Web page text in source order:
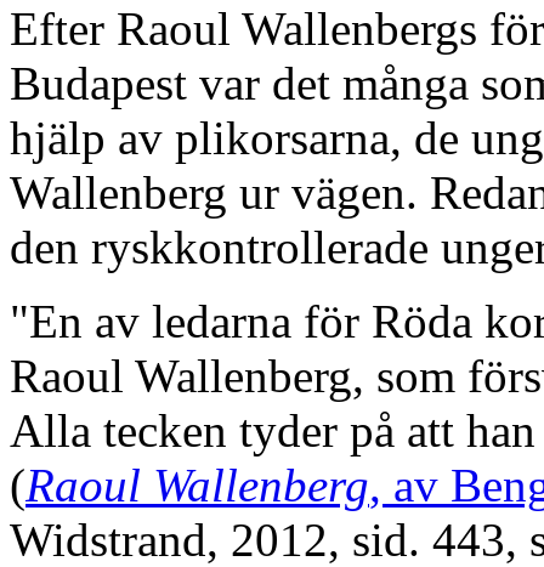
Efter Raoul Wallenbergs
Budapest var det många
hjälp av plikorsarna, de
Wallenberg ur vägen.
den ryskkontrollerade
"En av ledarna för Röda
Raoul Wallenberg, som
Alla tecken tyder på att
(Raoul Wallenberg, av
Widstrand, 2012, sid. 443,